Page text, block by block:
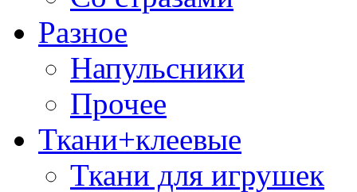
Разное
Напульсники
Прочее
Ткани+клеевые
Ткани для игрушек